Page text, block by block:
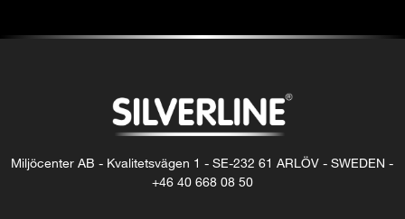
Miljöcenter AB - Kvalitetsvägen 1 - SE-232 61 ARLÖV - SWEDEN -
+46 40 668 08 50